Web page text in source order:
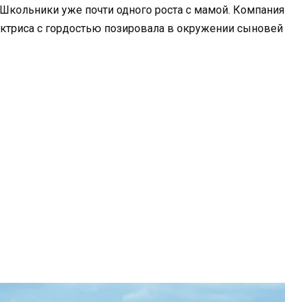
уже почти одного роста с мамой. Компания
с гордостью позировала в окружении сыновей